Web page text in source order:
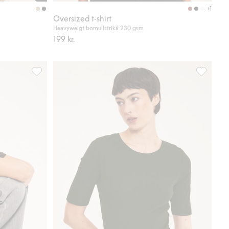
+1
Oversized t-shirt
Heavyweigt bomullstrikå 230 gsm
199 kr.
Ribbad topp, Lägg till i favoriter